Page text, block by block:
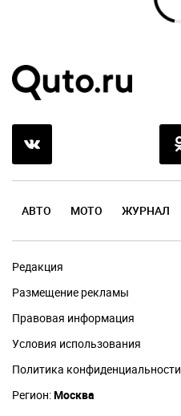
АВТО МОТО ЖУРНАЛ
Редакция
Размещение рекламы
Правовая информация
Условия использования
Политика конфиденциальности
Регион:Москва